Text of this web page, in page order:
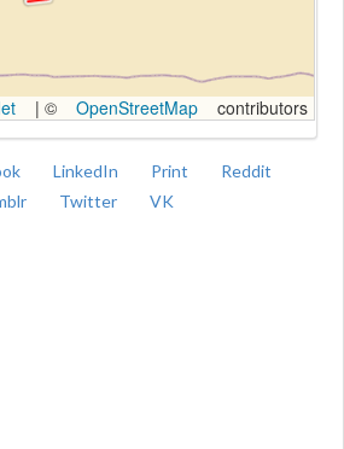
| © OpenStreetMap contributors
LinkedIn Print
Reddit
Twitter VK